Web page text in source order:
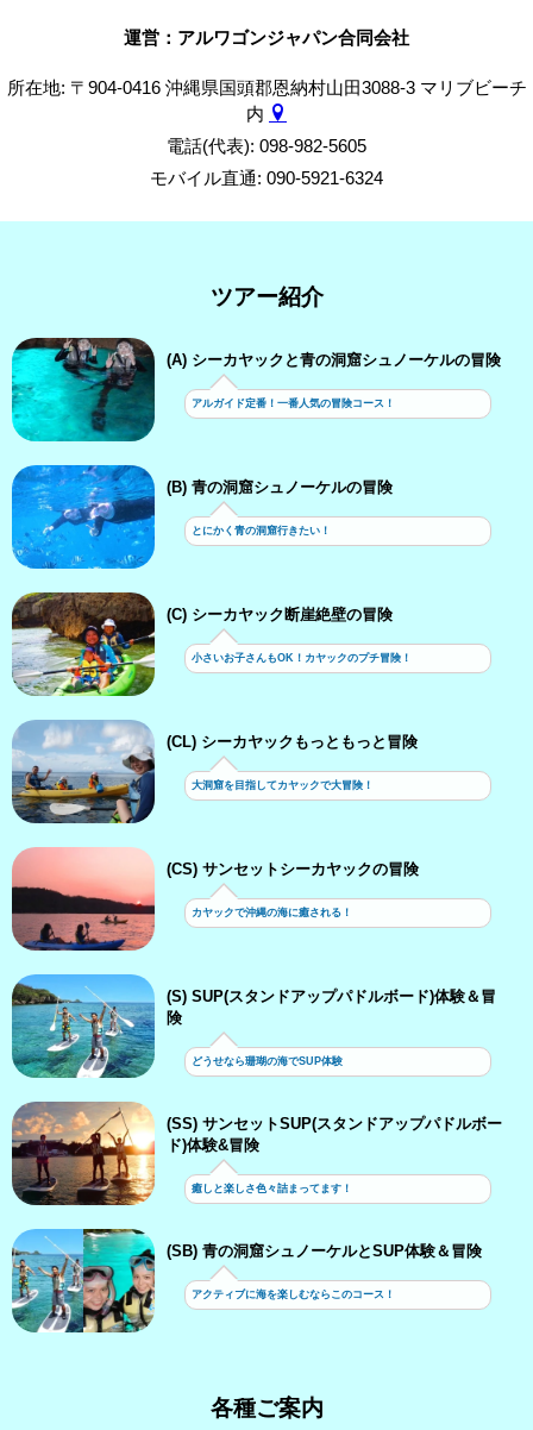
運営：アルワゴンジャパン合同会社
所在地: 〒904-0416 沖縄県国頭郡恩納村山田3088-3 マリブビーチ
内
電話(代表): 098-982-5605
モバイル直通: 090-5921-6324
ツアー紹介
(A) シーカヤックと青の洞窟シュノーケルの冒険
アルガイド定番！一番人気の冒険コース！
(B) 青の洞窟シュノーケルの冒険
とにかく青の洞窟行きたい！
(C) シーカヤック断崖絶壁の冒険
小さいお子さんもOK！カヤックのプチ冒険！
(CL) シーカヤックもっともっと冒険
大洞窟を目指してカヤックで大冒険！
(CS) サンセットシーカヤックの冒険
カヤックで沖縄の海に癒される！
(S) SUP(スタンドアップパドルボード)体験＆冒
険
どうせなら珊瑚の海でSUP体験
(SS) サンセットSUP(スタンドアップパドルボー
ド)体験&冒険
癒しと楽しさ色々詰まってます！
(SB) 青の洞窟シュノーケルとSUP体験＆冒険
アクティブに海を楽しむならこのコース！
各種ご案内